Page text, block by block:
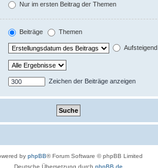
Nur im ersten Beitrag der Themen
Beiträge Themen
Aufsteigend
Zeichen der Beiträge anzeigen
by phpBB® Forum Software © phpBB Limited
Deutsche Übersetzung durch phpBB.de